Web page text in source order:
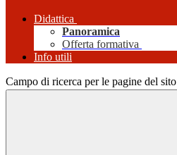
Didattica
Panoramica
Offerta formativa
Info utili
Campo di ricerca per le pagine del sito